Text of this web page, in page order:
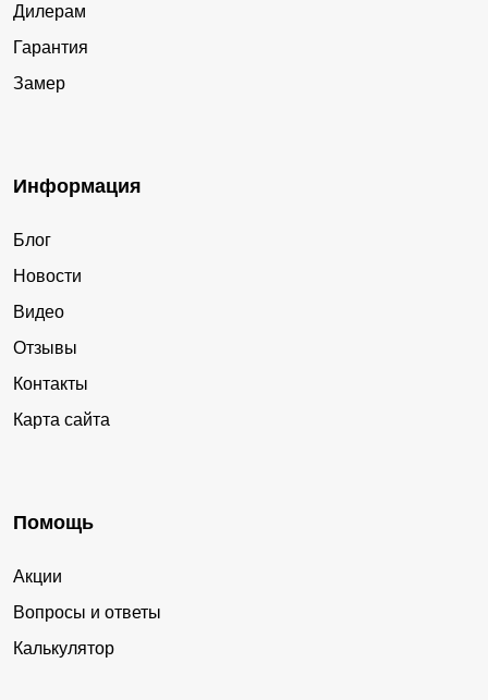
Дилерам
Гарантия
Замер
Информация
Блог
Новости
Видео
Отзывы
Контакты
Карта сайта
Помощь
Акции
Вопросы и ответы
Калькулятор